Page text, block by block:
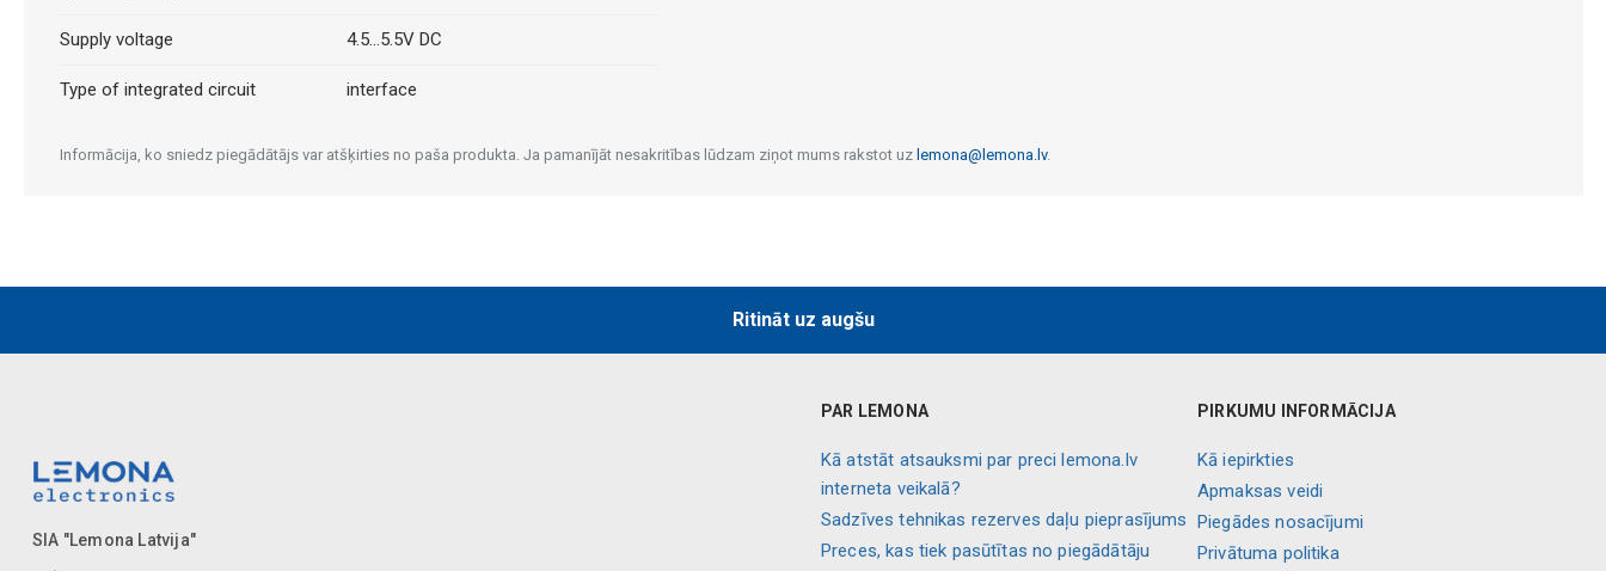
Supply voltage 4.5...5.5V DC
Type of integrated circuit interface
Informācija, ko sniedz piegādātājs var atšķirties no paša produkta. Ja pamanījāt nesakritības lūdzam ziņot mums rakstot uz lemona@lemona.lv.
Ritināt uz augšu
SIA "Lemona Latvija"
PAR LEMONA
Kā atstāt atsauksmi par preci lemona.lv
interneta veikalā?
Sadzīves tehnikas rezerves daļu pieprasījums
Preces, kas tiek pasūtītas no piegādātāju
PIRKUMU INFORMĀCIJA
Kā iepirkties
Apmaksas veidi
Piegādes nosacījumi
Privātuma politika